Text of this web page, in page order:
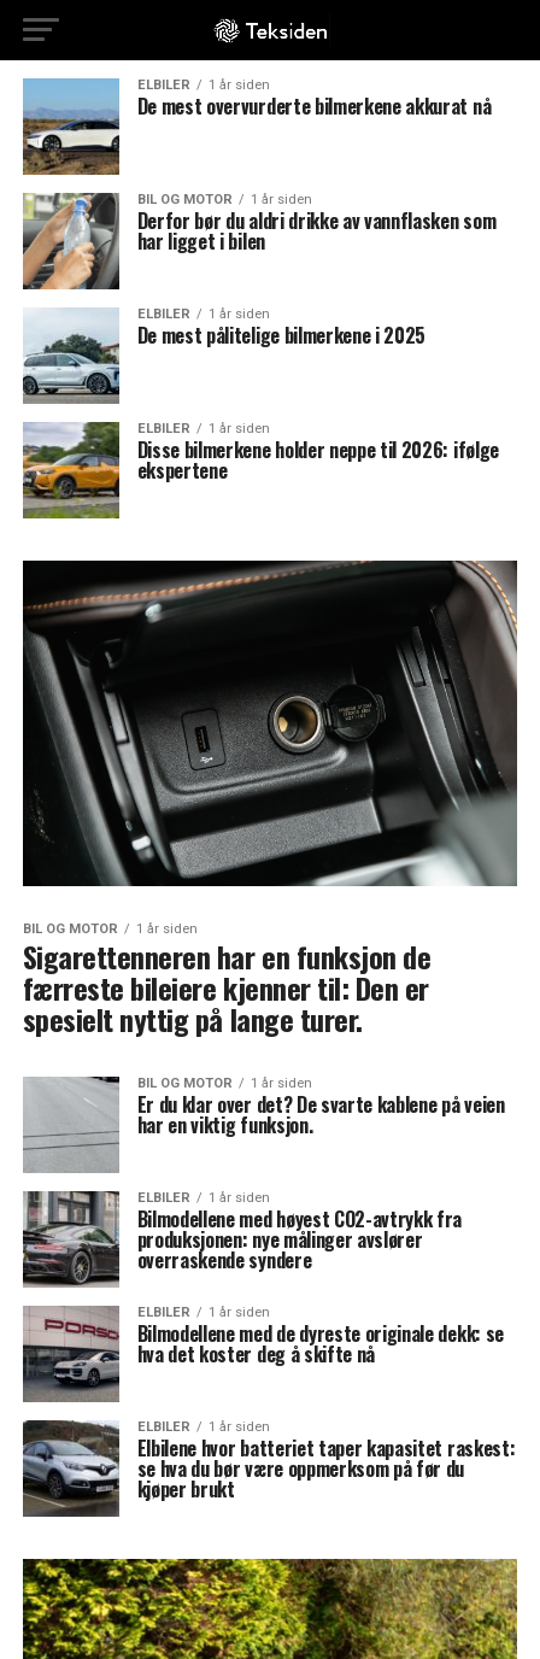
ELBILER 1 år siden
De mest overvurderte bilmerkene akkurat nå
BIL OG MOTOR 1 år siden
Derfor bør du aldri drikke av vannflasken som
har ligget i bilen
ELBILER 1 år siden
De mest pålitelige bilmerkene i 2025
ELBILER 1 år siden
Disse bilmerkene holder neppe til 2026: ifølge
ekspertene
BIL OG MOTOR 1 år siden
Sigarettenneren har en funksjon de
færreste bileiere kjenner til: Den er
spesielt nyttig på lange turer.
BIL OG MOTOR 1 år siden
Er du klar over det? De svarte kablene på veien
har en viktig funksjon.
ELBILER 1 år siden
Bilmodellene med høyest CO2-avtrykk fra
produksjonen: nye målinger avslører
overraskende syndere
ELBILER 1 år siden
Bilmodellene med de dyreste originale dekk: se
hva det koster deg å skifte nå
ELBILER 1 år siden
Elbilene hvor batteriet taper kapasitet raskest:
se hva du bør være oppmerksom på før du
kjøper brukt